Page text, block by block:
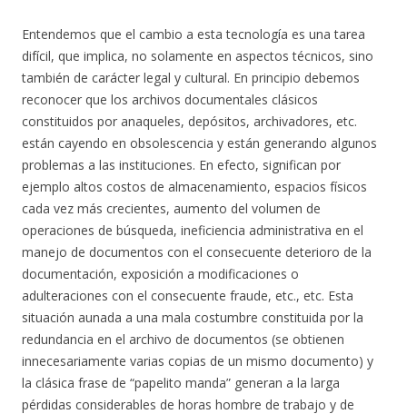
Entendemos que el cambio a esta tecnología es una tarea
difícil, que implica, no solamente en aspectos técnicos, sino
también de carácter legal y cultural. En principio debemos
reconocer que los archivos documentales clásicos
constituidos por anaqueles, depósitos, archivadores, etc.
están cayendo en obsolescencia y están generando algunos
problemas a las instituciones. En efecto, significan por
ejemplo altos costos de almacenamiento, espacios físicos
cada vez más crecientes, aumento del volumen de
operaciones de búsqueda, ineficiencia administrativa en el
manejo de documentos con el consecuente deterioro de la
documentación, exposición a modificaciones o
adulteraciones con el consecuente fraude, etc., etc. Esta
situación aunada a una mala costumbre constituida por la
redundancia en el archivo de documentos (se obtienen
innecesariamente varias copias de un mismo documento) y
la clásica frase de “papelito manda” generan a la larga
pérdidas considerables de horas hombre de trabajo y de